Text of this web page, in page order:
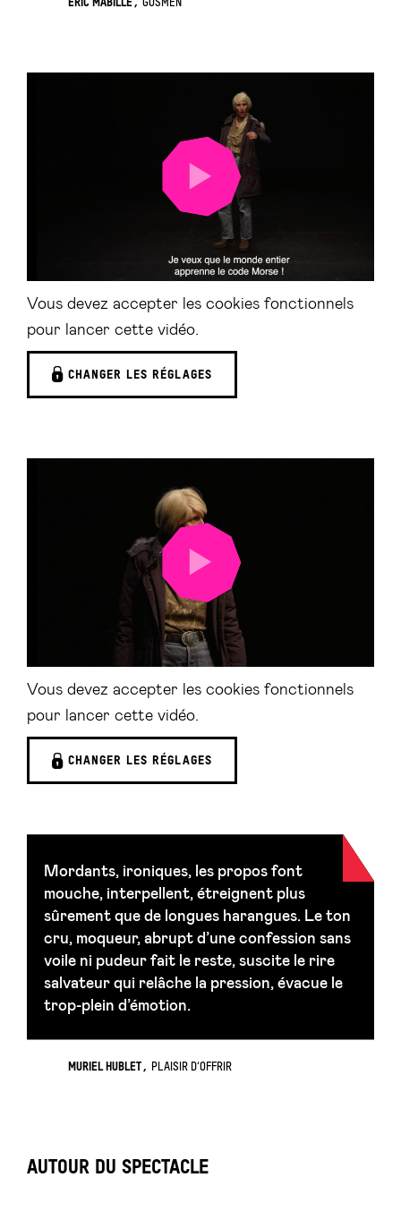
ÉRIC MABILLE GUSMEN
LANCER
VIDÉO
Vous devez accepter les cookies fonctionnels
pour lancer cette vidéo.
CHANGER LES RÉGLAGES
LANCER
VIDÉO
Vous devez accepter les cookies fonctionnels
pour lancer cette vidéo.
CHANGER LES RÉGLAGES
Mordants, ironiques, les propos font
mouche, interpellent, étreignent plus
sûrement que de longues harangues. Le ton
cru, moqueur, abrupt d’une confession sans
voile ni pudeur fait le reste, suscite le rire
salvateur qui relâche la pression, évacue le
trop-plein d’émotion.
MURIEL HUBLET PLAISIR D’OFFRIR
AUTOUR DU SPECTACLE